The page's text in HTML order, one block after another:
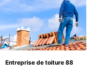
Entreprise de toiture 88